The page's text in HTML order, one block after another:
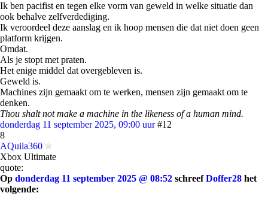
Ik ben pacifist en tegen elke vorm van geweld in welke situatie dan
ook behalve zelfverdediging.
Ik veroordeel deze aanslag en ik hoop mensen die dat niet doen geen
platform krijgen.
Omdat.
Als je stopt met praten.
Het enige middel dat overgebleven is.
Geweld is.
Machines zijn gemaakt om te werken, mensen zijn gemaakt om te
denken.
Thou shalt not make a machine in the likeness of a human mind.
donderdag 11 september 2025, 09:00 uur #12
8
AQuila360
Xbox Ultimate
quote:
Op donderdag 11 september 2025 @ 08:52 schreefDoffer28 het
volgende: